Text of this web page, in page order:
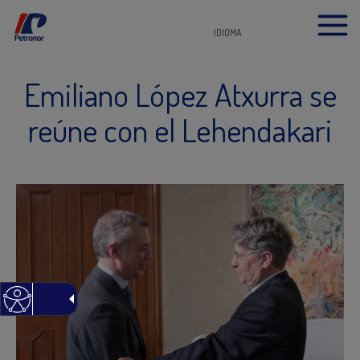
IDIOMA
Emiliano López Atxurra se
reúne con el Lehendakari